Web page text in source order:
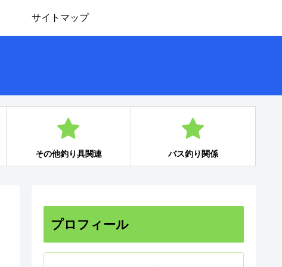
サイトマップ
その他釣り具関連 バス釣り関係
プロフィール